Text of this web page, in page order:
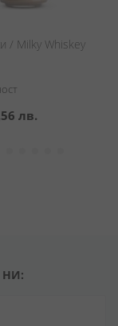
/ Milky Whiskey
лв.
НИ: